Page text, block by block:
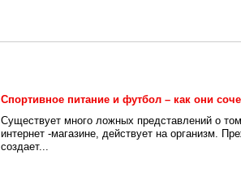
Спортивное питание и футбол – как они
Существует много ложных представлений о
интернет -магазине, действует на организм.
создает...